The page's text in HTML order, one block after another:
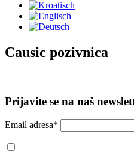
Causic pozivnica
Prijavite se na naš
Email adresa*